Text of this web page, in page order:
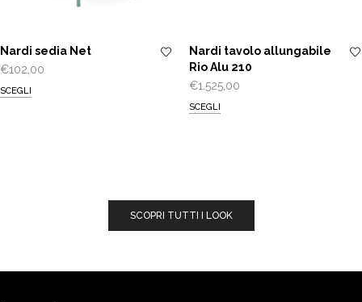
Nardi sedia Net
€102,00
SCEGLI
Nardi tavolo allungabile
Rio Alu 210
€1.525,00
SCEGLI
SCOPRI TUTTI I LOOK